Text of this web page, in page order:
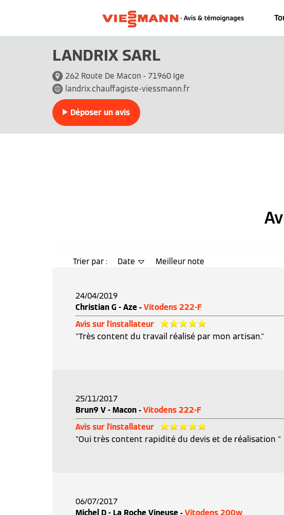
LANDRIX SARL
262 Route De Macon - 71960 Ige
landrix.chauffagiste-viessmann.fr
Déposer un avis
Trier par : Date Meilleur note
24/04/2019
Christian G - Aze - Vitodens 222-F
Avis sur l'installateur
"Très content du travail réalisé par mon artisan."
25/11/2017
Brun9 V - Macon - Vitodens 222-F
Avis sur l'installateur
"Oui très content rapidité du devis et de réalisation "
06/07/2017
Michel D - La Roche Vineuse - Vitodens 200w